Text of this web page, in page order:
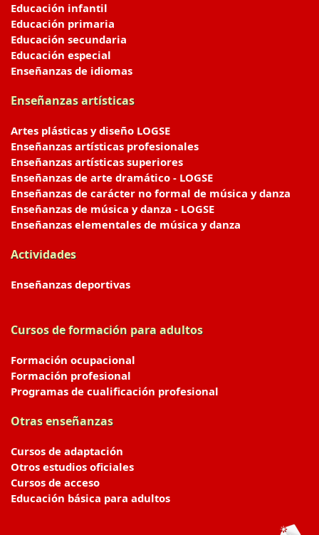
Educación infantil
Educación primaria
Educación secundaria
Educación especial
Enseñanzas de idiomas
Enseñanzas artísticas
Artes plásticas y diseño LOGSE
Enseñanzas artísticas profesionales
Enseñanzas artísticas superiores
Enseñanzas de arte dramático - LOGSE
Enseñanzas de carácter no formal de música y danza
Enseñanzas de música y danza - LOGSE
Enseñanzas elementales de música y danza
Actividades
Enseñanzas deportivas
Cursos de formación para adultos
Formación ocupacional
Formación profesional
Programas de cualificación profesional
Otras enseñanzas
Cursos de adaptación
Otros estudios oficiales
Cursos de acceso
Educación básica para adultos